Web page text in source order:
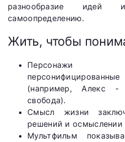
разнообразие
самоопределению.
Жить, чтобы
Персонажи
(например, Алекс
свобода).
Смысл жизни
решений и осмыслении
Мультфильм